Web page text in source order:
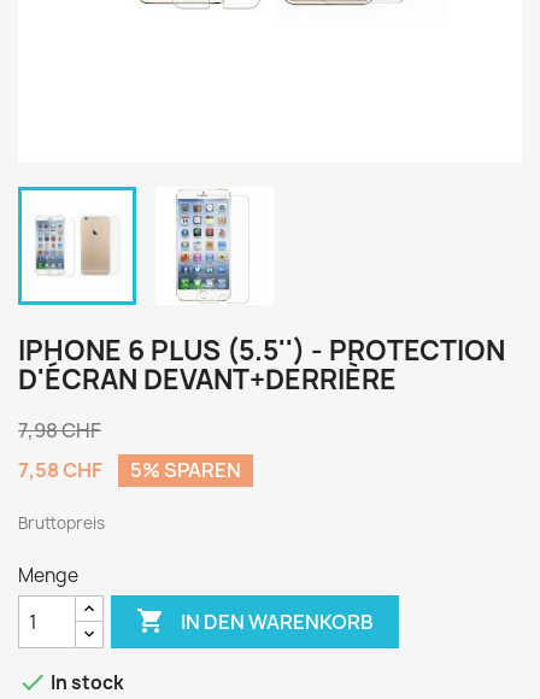
IPHONE 6 PLUS (5.5'') - PROTECTION
D'ÉCRAN DEVANT+DERRIÈRE
7,98 CHF
7,58 CHF
5% SPAREN
Bruttopreis
Menge
 IN DEN WARENKORB
 In stock